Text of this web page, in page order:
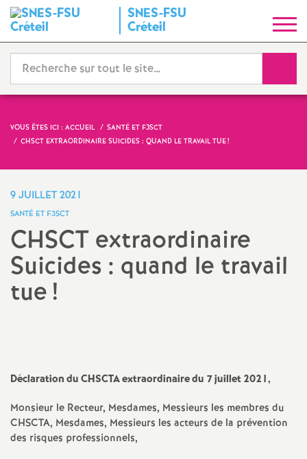
SNES-FSU
Créteil
y
n
d
i
a
t
t
i
VOUS ÊTES ICI : ACCUEIL
SANTÉ ET F3SCT
CHSCT EXTRAORDINAIRE SUICIDES : QUAND LE TRAVAIL TUE!
9 JUILLET 2021
SANTÉ ET F3SCT
CHSCTextraordinaire
Suicides : quand le travail
tue!
Déclaration duCHSCTAextraordinaire du 7 juillet 2021,
Monsieur le Recteur, Mesdames, Messieurs les membres du
CHSCTA, Mesdames, Messieurs les acteurs de la prévention
des risques professionnels,